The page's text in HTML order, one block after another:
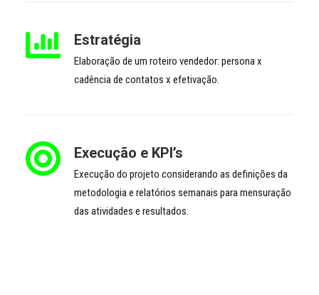
Estratégia
Elaboração de um roteiro vendedor: persona x
cadência de contatos x efetivação.
Execução e KPI’s
Execução do projeto considerando as definições da
metodologia e relatórios semanais para mensuração
das atividades e resultados.